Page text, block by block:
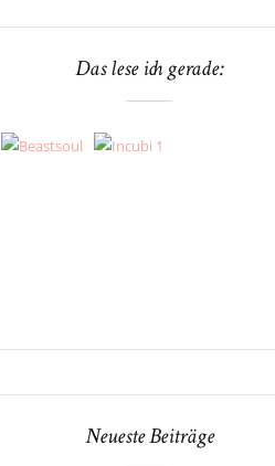
Das lese ich gerade:
Neueste Beiträge